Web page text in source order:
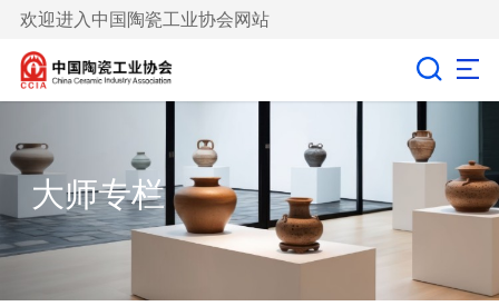
欢迎进入中国陶瓷工业协会网站
大师专栏